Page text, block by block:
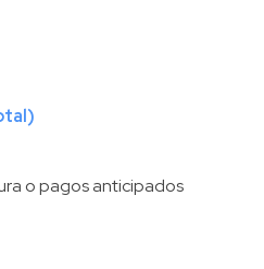
o pagos anticipados